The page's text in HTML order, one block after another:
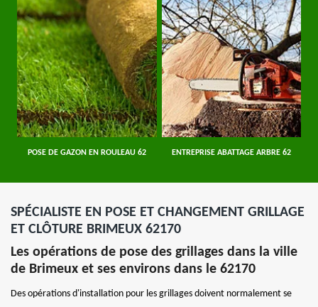
POSE DE GAZON EN ROULEAU 62 ENTREPRISE ABATTAGE ARBRE 62
SPÉCIALISTE EN POSE ET CHANGEMENT GRILLAGE
ET CLÔTURE BRIMEUX 62170
Les opérations de pose des grillages dans la ville
de Brimeux et ses environs dans le 62170
Des opérations d'installation pour les grillages doivent normalement se